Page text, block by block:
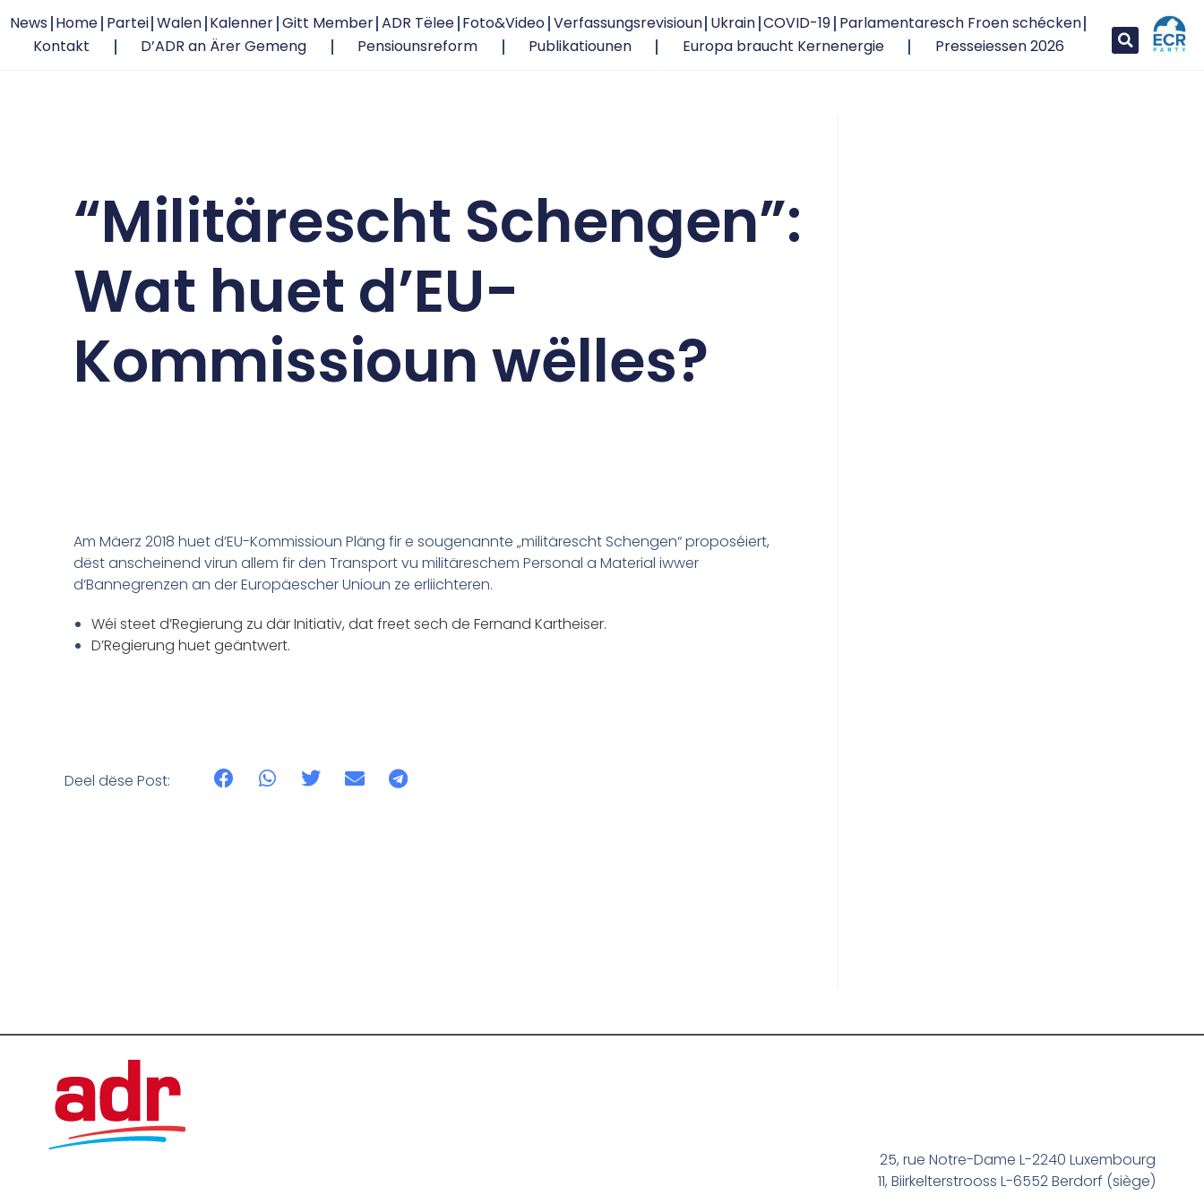
News Home Partei Walen Kalenner Gitt Member ADR Tëlee Foto&Video Verfassungsrevisioun Ukrain COVID-19 Parlamentaresch Froen schécken
Kontakt
D’ADR an Ärer Gemeng Pensiounsreform Publikatiounen Europa braucht Kernenergie Presseiessen 2026
“Militärescht Schengen”:
Wat huet d’EU-
Kommissioun wëlles?
Am Mäerz 2018 huet d’EU-Kommissioun Pläng fir e sougenannte „militärescht Schengen“ proposéiert,
dëst anscheinend virun allem fir den Transport vu militäreschem Personal a Material iwwer
d‘Bannegrenzen an der Europäescher Unioun ze erliichteren.
Wéi steet d’Regierung zu där Initiativ, dat freet sech de Fernand Kartheiser.
D’Regierung huet geäntwert.
Deel dëse Post:
25, rue Notre-Dame L-2240 Luxembourg
11, Biirkelterstrooss L-6552 Berdorf (siège)